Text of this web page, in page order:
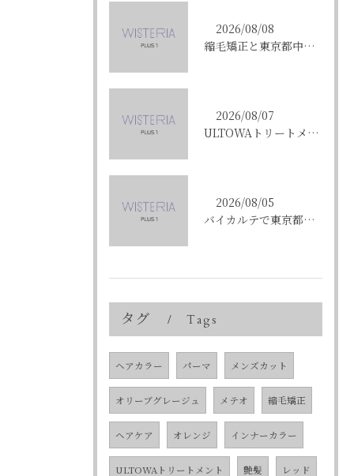
2026/08/08
縮毛矯正と東京都中央区銀座で叶える髪質改善のポイントと理想の仕上がりを徹底解説
2026/08/07
ULTOWAトリートメントで東京都中央区銀座の髪質改善を目指す人への効果と選び方ガイド
2026/08/05
バイカルテで東京都中央区銀座のエイジングケア悩みを解決する方法と正規品選びのポイント
タグ Tags
ヘアカラー パーマ メンズカット
オリーブグレージュ メテオ 縮毛矯正
ヘアケア オレンジ インナーカラー
ULTOWAトリートメント 艶髪 レッド